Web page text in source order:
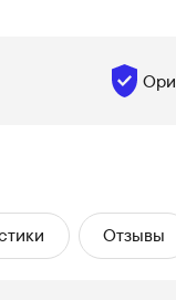
Отзывы